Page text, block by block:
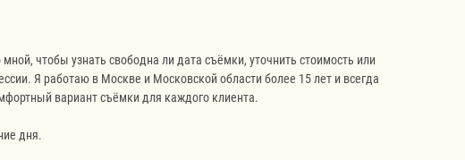
чтобы узнать свободна ли дата съёмки, уточнить стоимость или
Я работаю в Москве и Московской области более 15 лет и всегда
вариант съёмки для каждого клиента.
дня.